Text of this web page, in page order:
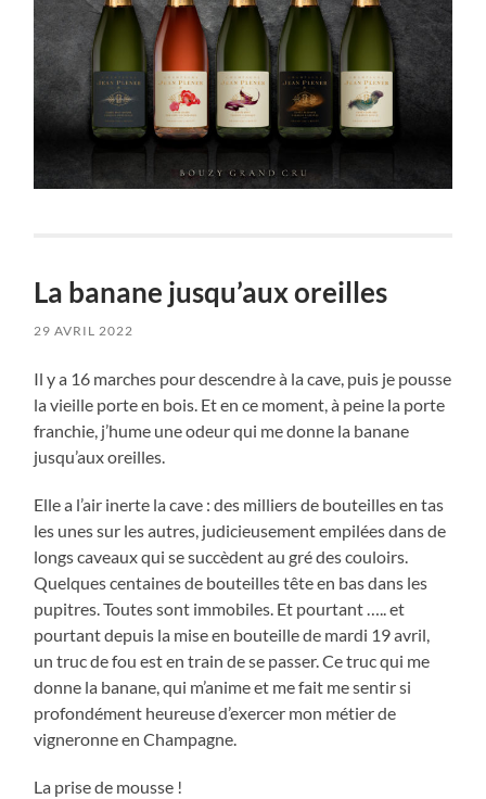
La banane jusqu’aux oreilles
29 AVRIL 2022
Il y a 16 marches pour descendre à la cave, puis je pousse
la vieille porte en bois. Et en ce moment, à peine la porte
franchie, j’hume une odeur qui me donne la banane
jusqu’aux oreilles.
Elle a l’air inerte la cave : des milliers de bouteilles en tas
les unes sur les autres, judicieusement empilées dans de
longs caveaux qui se succèdent au gré des couloirs.
Quelques centaines de bouteilles tête en bas dans les
pupitres. Toutes sont immobiles. Et pourtant ….. et
pourtant depuis la mise en bouteille de mardi 19 avril,
un truc de fou est en train de se passer. Ce truc qui me
donne la banane, qui m’anime et me fait me sentir si
profondément heureuse d’exercer mon métier de
vigneronne en Champagne.
La prise de mousse !